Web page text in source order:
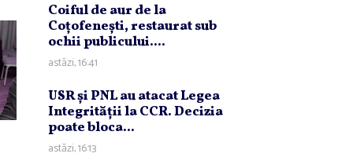
Coiful de aur de la
Coţofeneşti, restaurat sub
ochii publicului....
astăzi, 16:41
USR şi PNL au atacat Legea
Integrităţii la CCR. Decizia
poate bloca...
astăzi, 16:13